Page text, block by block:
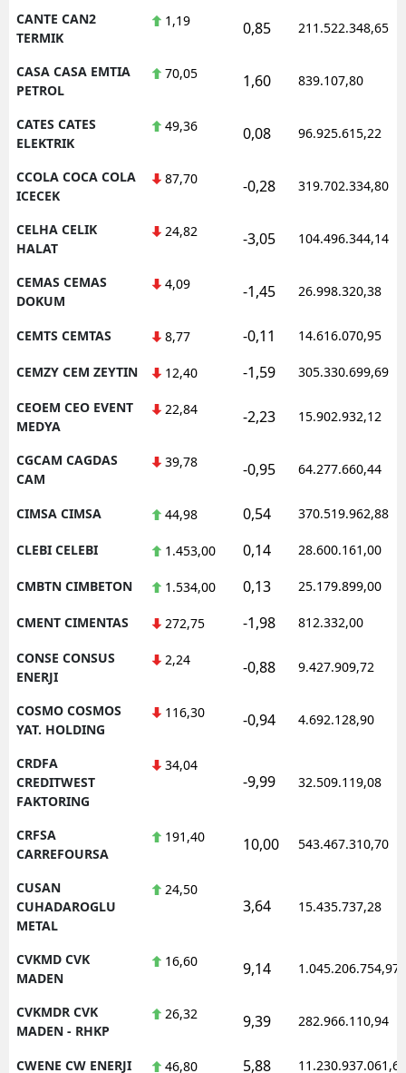
CANTE CAN2
TERMIK
1,19 0,85 211.522.348,65
CASA CASA EMTIA
PETROL
70,05 1,60 839.107,80
CATES CATES
ELEKTRIK
49,36 0,08 96.925.615,22
CCOLA COCA COLA
ICECEK
87,70 -0,28 319.702.334,80
CELHA CELIK
HALAT
24,82 -3,05 104.496.344,14
CEMAS CEMAS
DOKUM
4,09 -1,45 26.998.320,38
CEMTS CEMTAS 8,77 -0,11 14.616.070,95
CEMZY CEM ZEYTIN 12,40 -1,59 305.330.699,69
CEOEM CEO EVENT
MEDYA
22,84 -2,23 15.902.932,12
CGCAM CAGDAS
CAM
39,78 -0,95 64.277.660,44
CIMSA CIMSA 44,98 0,54 370.519.962,88
CLEBI CELEBI 1.453,00 0,14 28.600.161,00
CMBTN CIMBETON 1.534,00 0,13 25.179.899,00
CMENT CIMENTAS 272,75 -1,98 812.332,00
CONSE CONSUS
ENERJI
2,24 -0,88 9.427.909,72
COSMO COSMOS
YAT. HOLDING
116,30 -0,94 4.692.128,90
CRDFA
CREDITWEST
FAKTORING
34,04
-9,99 32.509.119,08
CRFSA
CARREFOURSA
191,40 10,00 543.467.310,70
CUSAN
CUHADAROGLU
METAL
24,50
3,64 15.435.737,28
CVKMD CVK
MADEN
16,60 9,14 1.045.206.754,97
CVKMDR CVK
MADEN - RHKP
26,32 9,39 282.966.110,94
CWENE CW ENERJI 46,80 5,88 11.230.937.061,62